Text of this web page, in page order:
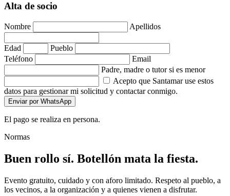
Alta de socio
Nombre Apellidos
Edad
Pueblo
Teléfono
Email
Padre, madre o tutor si es menor
Acepto que Santamar use estos
datos para gestionar mi solicitud y contactar conmigo.
Enviar por WhatsApp
El pago se realiza en persona.
Normas
Buen rollo sí. Botellón mata la fiesta.
Evento gratuito, cuidado y con aforo limitado. Respeto al pueblo, a
los vecinos, a la organización y a quienes vienen a disfrutar.